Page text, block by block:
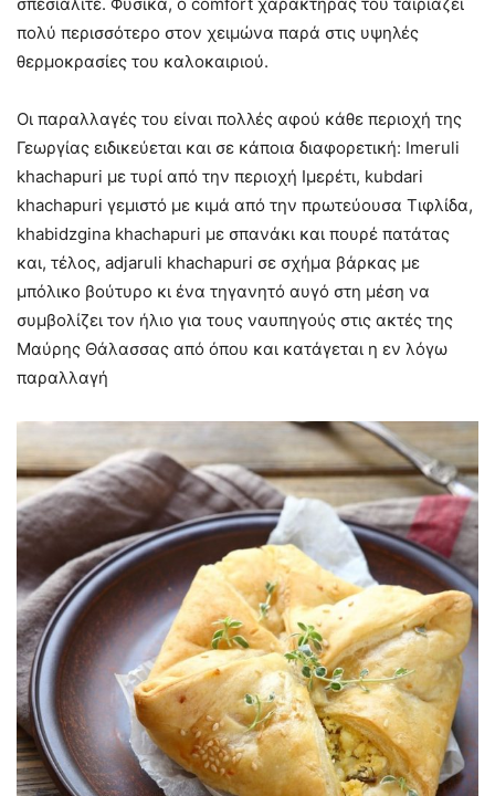
πολύ περισσότερο στον χειμώνα παρά στις υψηλές
θερμοκρασίες του καλοκαιριού.
Οι παραλλαγές του είναι πολλές αφού κάθε περιοχή της
Γεωργίας ειδικεύεται και σε κάποια διαφορετική: Imeruli
khachapuri με τυρί από την περιοχή Ιμερέτι, kubdari
khachapuri γεμιστό με κιμά από την πρωτεύουσα Τιφλίδα,
khabidzgina khachapuri με σπανάκι και πουρέ πατάτας
και, τέλος, adjaruli khachapuri σε σχήμα βάρκας με
μπόλικο βούτυρο κι ένα τηγανητό αυγό στη μέση να
συμβολίζει τον ήλιο για τους ναυπηγούς στις ακτές της
Μαύρης Θάλασσας από όπου και κατάγεται η εν λόγω
παραλλαγή